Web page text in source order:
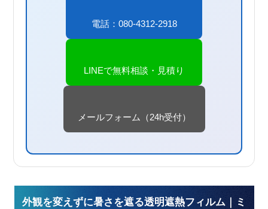
電話：080-4312-2918
LINEで無料相談・見積り
メールフォーム（24h受付）
外観を変えずに暑さを遮る透明遮熱フィルム｜ミ